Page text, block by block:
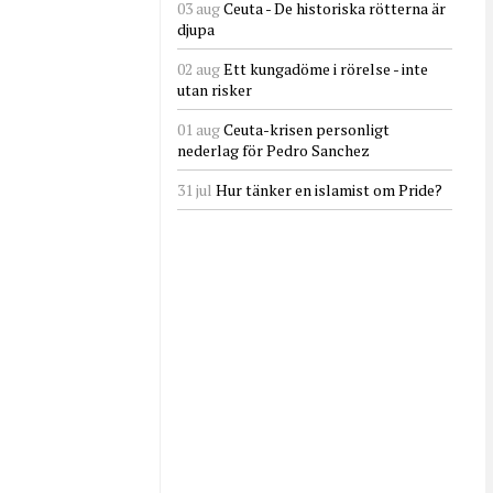
03 augCeuta - De historiska rötterna är
djupa
02 augEtt kungadöme i rörelse - inte
utan risker
01 augCeuta-krisen personligt
nederlag för Pedro Sanchez
31 jul Hur tänker en islamist om Pride?